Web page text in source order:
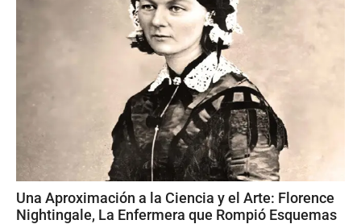
Una Aproximación a la Ciencia y el Arte: Florence
Nightingale, La Enfermera que Rompió Esquemas